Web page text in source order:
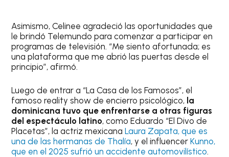
Asimismo, Celinee agradeció las oportunidades que
le brindó Telemundo para comenzar a participar en
programas de televisión. “Me siento afortunada; es
una plataforma que me abrió las puertas desde el
principio”, afirmó.
Luego de entrar a “La Casa de los Famosos”, el
famoso reality show de encierro psicológico, la
dominicana tuvo que enfrentarse a otras figuras
del espectáculo latino, como Eduardo “El Divo de
Placetas”, la actriz mexicanaLaura Zapata, que es
una de las hermanas de Thalía, y el influencerKunno,
que en el 2025 sufrió un accidente automovilístico.